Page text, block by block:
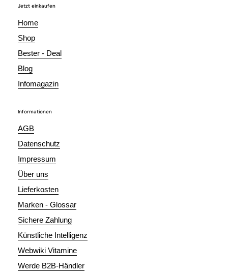
Jetzt einkaufen
Home
Shop
Bester - Deal
Blog
Infomagazin
Informationen
AGB
Datenschutz
Impressum
Über uns
Lieferkosten
Marken - Glossar
Sichere Zahlung
Künstliche Intelligenz
Webwiki Vitamine
Werde B2B-Händler